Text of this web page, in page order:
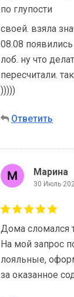
по глупости
своей. взяла
08.08
лоб. ну что
пересчитали.
)))))
Ответить
Марина
30 Июль
Дома сломался
На мой запрос
лояльные,
за оказанное